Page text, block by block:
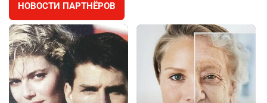
🐏 Скота больше, а мясо дороже. Почему в
Казахстане продолжают расти цены на
баранину и конину
2789
5
🏠 Оправданному пастуху из Актобе подарили
квартиру
НОВОСТИ ПАРТНЁРОВ